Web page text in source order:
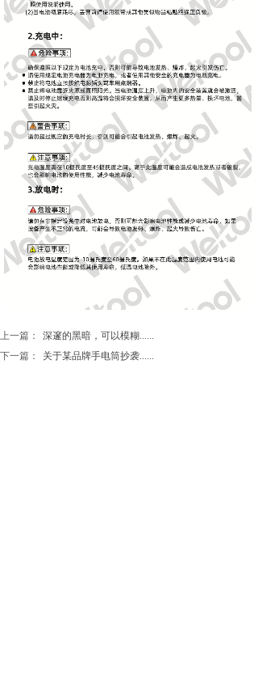
上一篇：
深邃的黑暗，可以模糊......
下一篇：
关于某品牌手电筒抄袭......